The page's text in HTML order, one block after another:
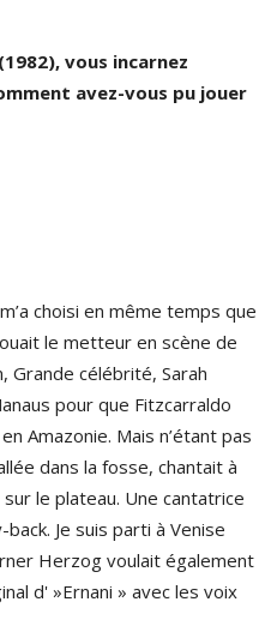
vous incarnez
avez-vous pu jouer
choisi en même temps que
le metteur en scène de
Grande célébrité, Sarah
pour que Fitzcarraldo
Amazonie. Mais n’étant pas
dans la fosse, chantait à
le plateau. Une cantatrice
Je suis parti à Venise
Herzog voulait également
d' »Ernani » avec les voix